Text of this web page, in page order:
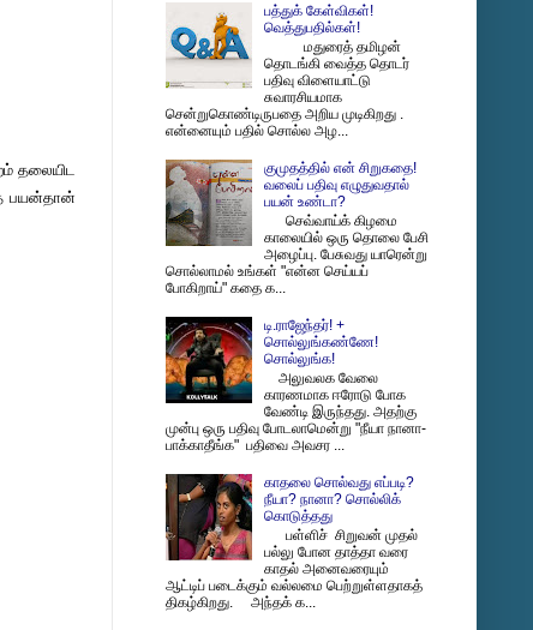
தலையிட
பயன்தான்
பத்துக் கேள்விகள்!
வெத்துபதில்கள்!
மதுரைத் தமிழன்
தொடங்கி வைத்த தொடர்
பதிவு விளையாட்டு
சுவாரசியமாக
சென்றுகொண்டிருபதை அறிய முடிகிறது .
என்னையும் பதில் சொல்ல அழ...
குமுதத்தில் என் சிறுகதை!
வலைப் பதிவு எழுதுவதால்
பயன் உண்டா?
செவ்வாய்க் கிழமை
காலையில் ஒரு தொலை பேசி
அழைப்பு. பேசுவது யாரென்று
சொல்லாமல் உங்கள் "என்ன செய்யப்
போகிறாய்" கதை க...
டி.ராஜேந்தர்! +
சொல்லுங்கண்ணே!
சொல்லுங்க!
அலுவலக வேலை
காரணமாக ஈரோடு போக
வேண்டி இருந்தது. அதற்கு
முன்பு ஒரு பதிவு போடலாமென்று "நீயா நானா-
பாக்காதீங்க" பதிவை அவசர ...
காதலை சொல்வது எப்படி?
நீயா? நானா? சொல்லிக்
கொடுத்தது
பள்ளிச் சிறுவன் முதல்
பல்லு போன தாத்தா வரை
காதல் அனைவரையும்
ஆட்டிப் படைக்கும் வல்லமை பெற்றுள்ளதாகத்
திகழ்கிறது. அந்தக் க...